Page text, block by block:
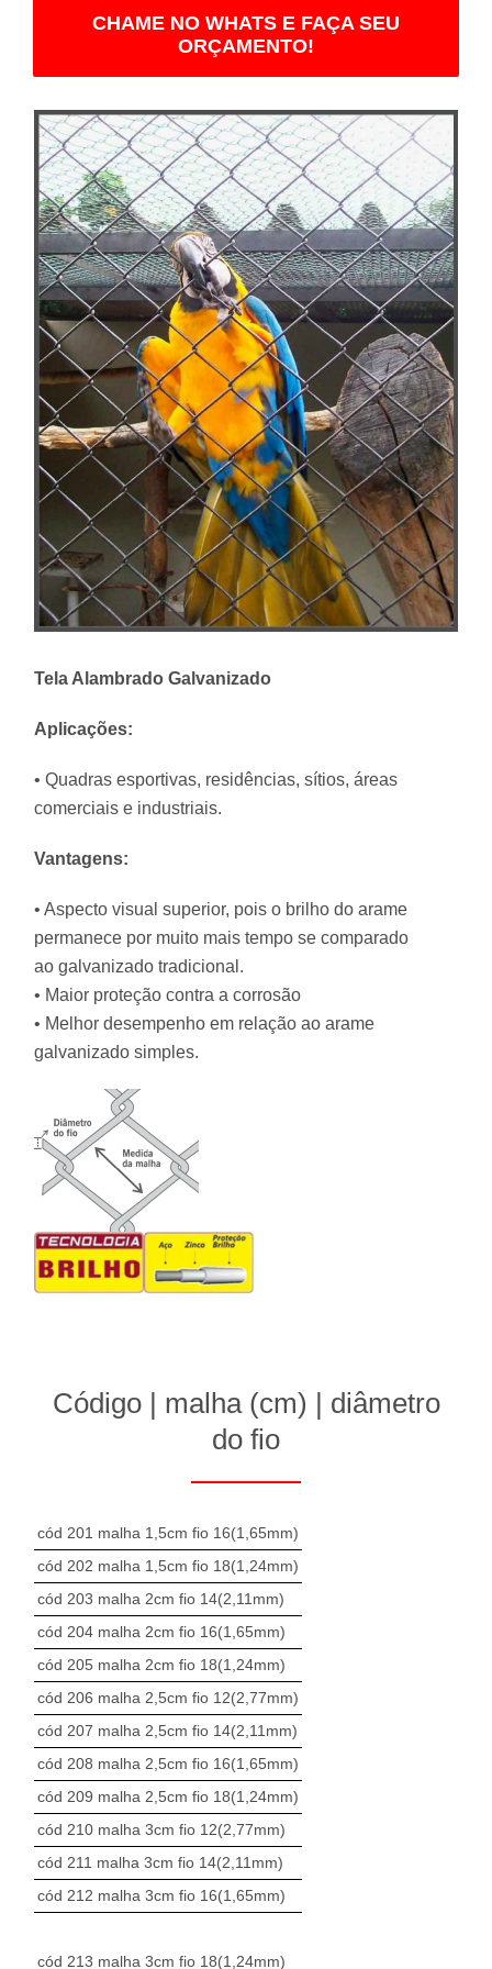
CHAME NO WHATS E FAÇA SEU
ORÇAMENTO!
Tela Alambrado Galvanizado
Aplicações:
• Quadras esportivas, residências, sítios, áreas
comerciais e industriais.
Vantagens:
• Aspecto visual superior, pois o brilho do arame
permanece por muito mais tempo se comparado
ao galvanizado tradicional.
• Maior proteção contra a corrosão
• Melhor desempenho em relação ao arame
galvanizado simples.
Código | malha (cm) | diâmetro
do fio
cód 201 malha 1,5cm fio 16(1,65mm)
cód 202 malha 1,5cm fio 18(1,24mm)
cód 203 malha 2cm fio 14(2,11mm)
cód 204 malha 2cm fio 16(1,65mm)
cód 205 malha 2cm fio 18(1,24mm)
cód 206 malha 2,5cm fio 12(2,77mm)
cód 207 malha 2,5cm fio 14(2,11mm)
cód 208 malha 2,5cm fio 16(1,65mm)
cód 209 malha 2,5cm fio 18(1,24mm)
cód 210 malha 3cm fio 12(2,77mm)
cód 211 malha 3cm fio 14(2,11mm)
cód 212 malha 3cm fio 16(1,65mm)
cód 213 malha 3cm fio 18(1,24mm)